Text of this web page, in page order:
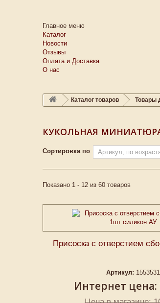
Главное меню
Каталог
Новости
Отзывы
Оплата и Доставка
О нас
Каталог товаров Товары
КУКОЛЬНАЯ
Сортировка по
Показано 1 - 12 из 60 товаров
Присоска с отверстием
Артикул: 1553531
Интернет цена: